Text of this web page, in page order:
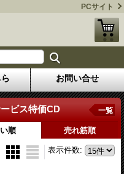
PCサイト
お問い合せ
ビス特価CD 一覧
順 売れ筋順
表示件数: